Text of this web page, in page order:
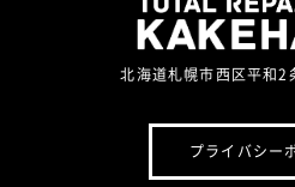
北海道札幌市西区平和
プライバシー